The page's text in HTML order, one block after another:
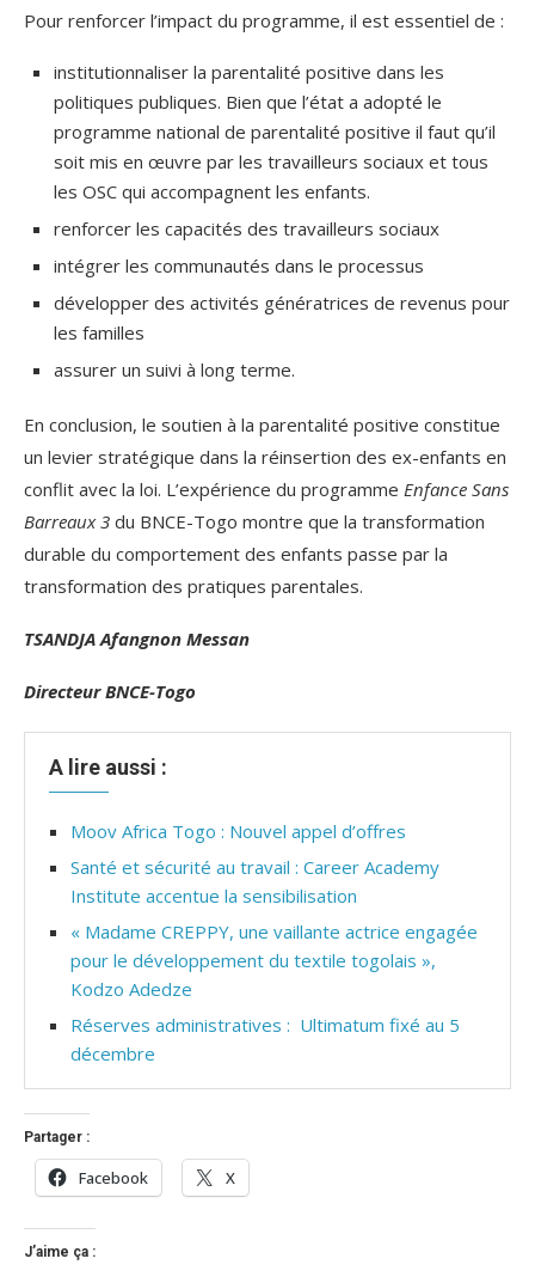
Pour renforcer l’impact du programme, il est essentiel de :
institutionnaliser la parentalité positive dans les
politiques publiques. Bien que l’état a adopté le
programme national de parentalité positive il faut qu’il
soit mis en œuvre par les travailleurs sociaux et tous
les OSC qui accompagnent les enfants.
renforcer les capacités des travailleurs sociaux
intégrer les communautés dans le processus
développer des activités génératrices de revenus pour
les familles
assurer un suivi à long terme.
En conclusion, le soutien à la parentalité positive constitue
un levier stratégique dans la réinsertion des ex-enfants en
conflit avec la loi. L’expérience du programme Enfance Sans
Barreaux 3 du BNCE-Togo montre que la transformation
durable du comportement des enfants passe par la
transformation des pratiques parentales.
TSANDJA Afangnon Messan
Directeur BNCE-Togo
A lire aussi :
Moov Africa Togo : Nouvel appel d’offres
Santé et sécurité au travail : Career Academy
Institute accentue la sensibilisation
« Madame CREPPY, une vaillante actrice engagée
pour le développement du textile togolais »,
Kodzo Adedze
Réserves administratives : Ultimatum fixé au 5
décembre
Partager :
Facebook X
J’aime ça :